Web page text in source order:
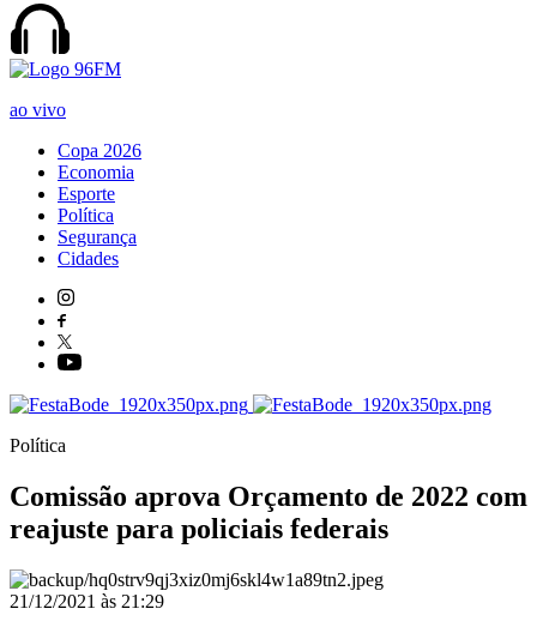
ao vivo
Copa 2026
Economia
Esporte
Política
Segurança
Cidades
Política
Comissão aprova Orçamento de 2022 com
reajuste para policiais federais
21/12/2021 às 21:29